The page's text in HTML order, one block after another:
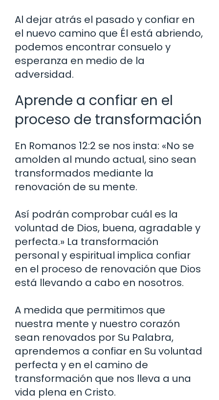
Al dejar atrás el pasado y confiar en
el nuevo camino que Él está abriendo,
podemos encontrar consuelo y
esperanza en medio de la
adversidad.
Aprende a confiar en el
proceso de transformación
En Romanos 12:2 se nos insta: «No se
amolden al mundo actual, sino sean
transformados mediante la
renovación de su mente.
Así podrán comprobar cuál es la
voluntad de Dios, buena, agradable y
perfecta.» La transformación
personal y espiritual implica confiar
en el proceso de renovación que Dios
está llevando a cabo en nosotros.
A medida que permitimos que
nuestra mente y nuestro corazón
sean renovados por Su Palabra,
aprendemos a confiar en Su voluntad
perfecta y en el camino de
transformación que nos lleva a una
vida plena en Cristo.